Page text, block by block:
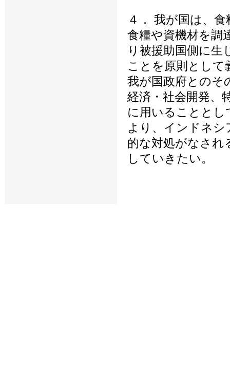
４． 我が国は、
食糧や資機材を調
り被援助国側に生
ことを原則として
我が国政府とのそ
経済・社会開発、
に用いることとし
より、インドネシ
的な対処がなされ
していきたい。